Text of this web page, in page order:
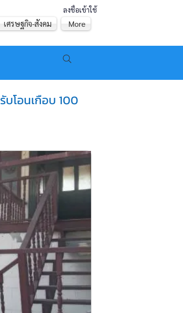
ลงชื่อเข้าใช้
เศรษฐกิจ-สังคม More
โอนเกือบ 100